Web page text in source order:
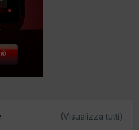
(Visualizza tutti)